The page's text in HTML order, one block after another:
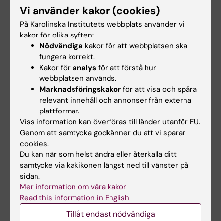
examinationstillfälle har rätt att delta vid
ytterligare fem examinationstillfällen. Om
studenten genomfört sex underkända
tentamina/prov ges inte något ytterligare
examinationstillfälle. Som examinationstillfälle
räknas de gånger studenten deltagit i ett och
samma prov. Inlämning av blank skrivning
räknas som examinationstillfälle.
Examinationstillfälle till vilket studenten anmält
sig men inte deltagit räknas inte som
examinationstillfälle.
Om det föreligger särskilda skäl, eller behov av
anpassning för student med
funktionsnedsättning, får examinator fatta
beslut om att frångå kursplanens föreskrifter
Vi använder kakor (cookies)
På Karolinska Institutets webbplats använder vi
kakor för olika syften:
Nödvändiga kakor för att webbplatsen ska
fungera korrekt.
Kakor för analys för att förstå hur
webbplatsen används.
Marknadsföringskakor för att visa och spåra
relevant innehåll och annonser från externa
plattformar.
Viss information kan överföras till länder utanför EU.
Genom att samtycka godkänner du att vi sparar
cookies.
Du kan när som helst ändra eller återkalla ditt
samtycke via kakikonen längst ned till vänster på
sidan.
Mer information om våra kakor
Read this information in English
Tillåt endast nödvändiga